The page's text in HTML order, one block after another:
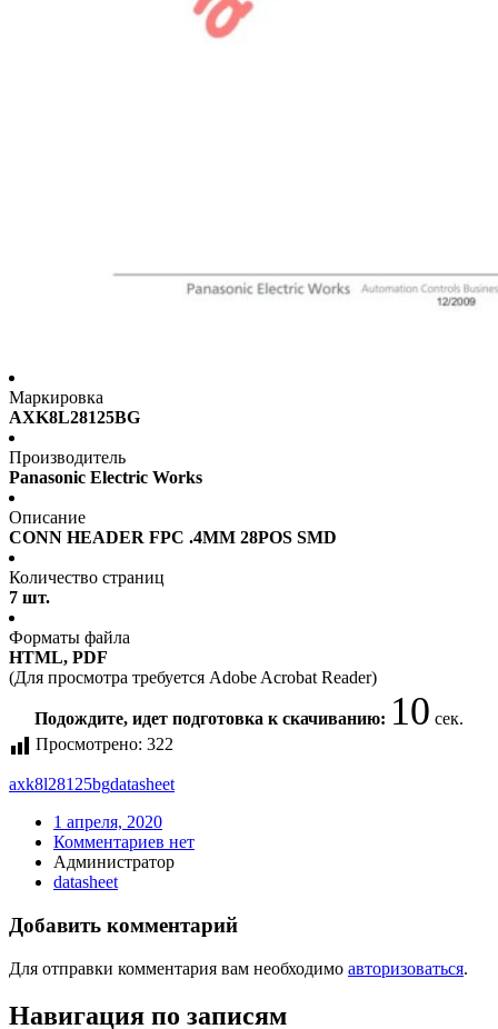
Маркировка
AXK8L28125BG
Производитель
Panasonic Electric Works
Описание
CONN HEADER FPC .4MM 28POS SMD
Количество страниц
7 шт.
Форматы файла
HTML, PDF
(Для просмотра требуется Adobe Acrobat Reader)
Подождите, идет подготовка к скачиванию: 10 сек.
Просмотрено: 322
axk8l28125bgdatasheet
1 апреля, 2020
Комментариев нет
Администратор
datasheet
Добавить комментарий
Для отправки комментария вам необходимо авторизоваться.
Навигация по записям